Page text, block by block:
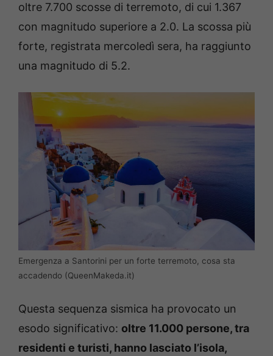
oltre 7.700 scosse di terremoto, di cui 1.367
con magnitudo superiore a 2.0. La scossa più
forte, registrata mercoledì sera, ha raggiunto
una magnitudo di 5.2.
Emergenza a Santorini per un forte terremoto, cosa sta
accadendo (QueenMakeda.it)
Questa sequenza sismica ha provocato un
esodo significativo: oltre 11.000 persone, tra
residenti e turisti, hanno lasciato l’isola,